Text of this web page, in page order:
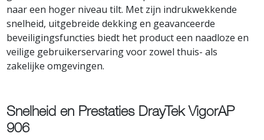
naar een hoger niveau tilt. Met zijn indrukwekkende
snelheid, uitgebreide dekking en geavanceerde
beveiligingsfuncties biedt het product een naadloze en
veilige gebruikerservaring voor zowel thuis- als
zakelijke omgevingen.
Snelheid en Prestaties DrayTek VigorAP
906